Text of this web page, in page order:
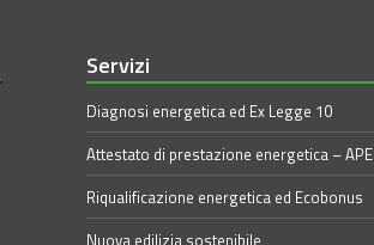
Servizi
Diagnosi energetica ed Ex Legge 10
Attestato di prestazione energetica – APE
Riqualificazione energetica ed Ecobonus
Nuova edilizia sostenibile